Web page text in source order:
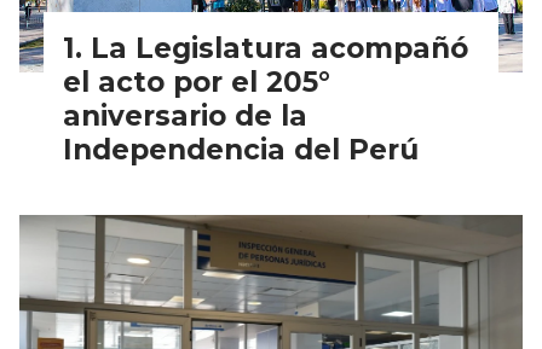
La Legislatura acompañó
el acto por el 205°
aniversario de la
Independencia del Perú